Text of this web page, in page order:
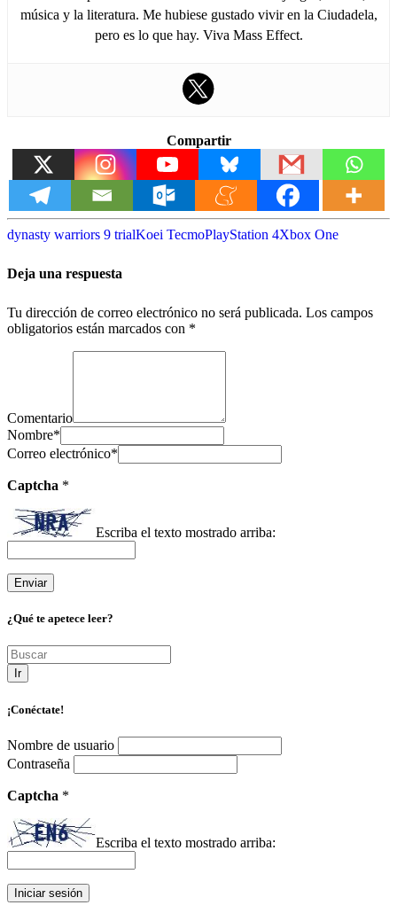
música y la literatura. Me hubiese gustado vivir en la Ciudadela,
pero es lo que hay. Viva Mass Effect.
Compartir
dynasty warriors 9 trialKoei TecmoPlayStation 4Xbox One
Deja una respuesta
Tu dirección de correo electrónico no será publicada. Los campos
obligatorios están marcados con *
Comentario
Nombre*
Correo electrónico*
Captcha *
Escriba el texto mostrado arriba:
¿Qué te apetece leer?
Ir
¡Conéctate!
Nombre de usuario
Contraseña
Captcha *
Escriba el texto mostrado arriba: